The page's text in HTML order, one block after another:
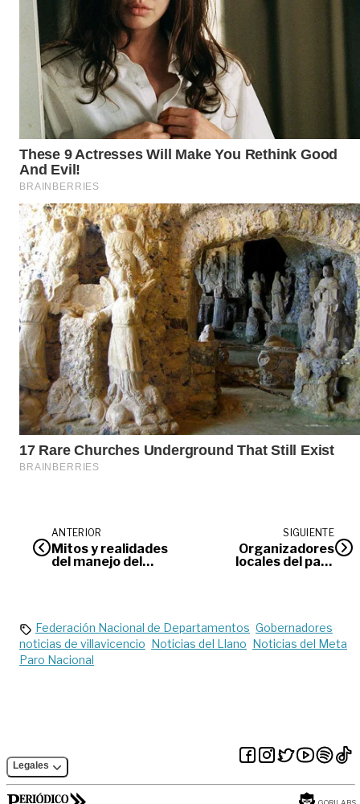
ANTERIOR
Mitos y realidades
del manejo del
SIGUIENTE
Organizadores
locales del paro
Federación Nacional de Departamentos Gobernadores
noticias de villavicencio Noticias del Llano Noticias del Meta
Paro Nacional
Legales